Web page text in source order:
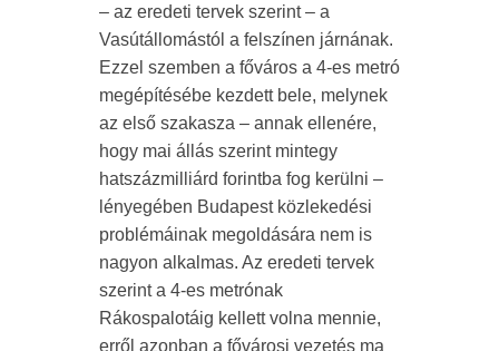
– az eredeti tervek szerint – a
Vasútállomástól a felszínen járnának.
Ezzel szemben a főváros a 4-es metró
megépítésébe kezdett bele, melynek
az első szakasza – annak ellenére,
hogy mai állás szerint mintegy
hatszázmilliárd forintba fog kerülni –
lényegében Budapest közlekedési
problémáinak megoldására nem is
nagyon alkalmas. Az eredeti tervek
szerint a 4-es metrónak
Rákospalotáig kellett volna mennie,
erről azonban a fővárosi vezetés ma